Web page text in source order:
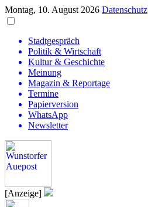
Montag, 10. August 2026 Datenschutz
Stadtgespräch
Politik & Wirtschaft
Kultur & Geschichte
Meinung
Magazin & Reportage
Termine
Papierversion
WhatsApp
Newsletter
[Anzeige]